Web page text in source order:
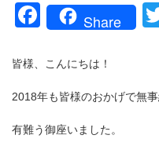
Facebook
Share
皆様、こんにちは！
2018年も皆様のおかげで無
有難う御座いました。